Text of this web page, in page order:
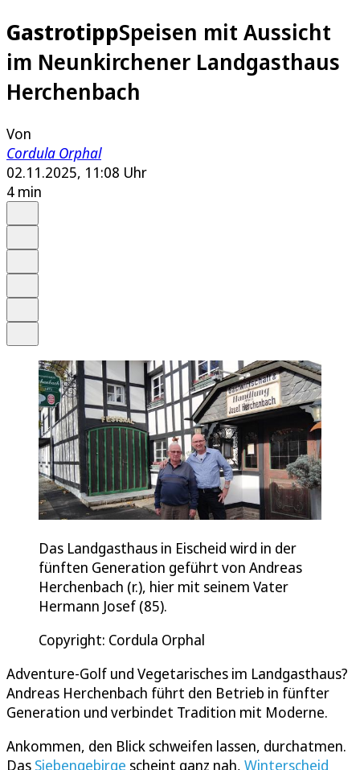
GastrotippSpeisen mit Aussicht
im Neunkirchener Landgasthaus
Herchenbach
Von
Cordula Orphal
02.11.2025, 11:08 Uhr
4 min
Das Landgasthaus in Eischeid wird in der
fünften Generation geführt von Andreas
Herchenbach (r.), hier mit seinem Vater
Hermann Josef (85).
Copyright: Cordula Orphal
Adventure-Golf und Vegetarisches im Landgasthaus?
Andreas Herchenbach führt den Betrieb in fünfter
Generation und verbindet Tradition mit Moderne.
Ankommen, den Blick schweifen lassen, durchatmen.
Das Siebengebirge scheint ganz nah, Winterscheid